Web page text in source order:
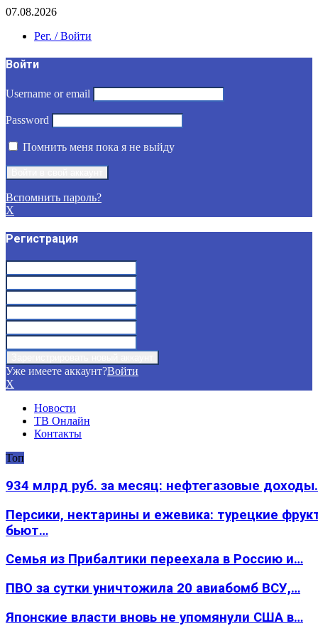
07.08.2026
Рег. / Войти
Войти
Username or email
Password
Помнить меня пока я не выйду
Вспомнить пароль?
X
Регистрация
Уже имеете аккаунт?Войти
X
Новости
ТВ Онлайн
Контакты
Топ
934 млрд руб. за месяц: нефтегазовые
Персики, нектарины и ежевика: турецкие
бьют…
Семья из Прибалтики переехала в Россию и…
ПВО за сутки уничтожила 20 авиабомб ВСУ,…
Японские власти вновь не упомянули США в…